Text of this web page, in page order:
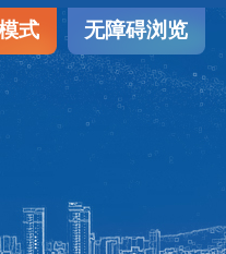
式 无障碍浏览